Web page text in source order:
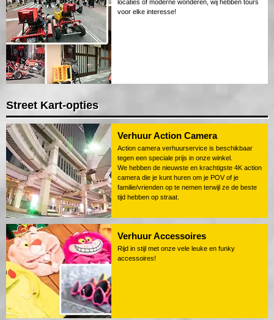
locaties of moderne wonderen, wij hebben tours
voor elke interesse!
Street Kart-opties
Verhuur Action Camera
Action camera verhuurservice is beschikbaar
tegen een speciale prijs in onze winkel.
We hebben de nieuwste en krachtigste 4K action
camera die je kunt huren om je POV of je
familie/vrienden op te nemen terwijl ze de beste
tijd hebben op straat.
Verhuur Accessoires
Rijd in stijl met onze vele leuke en funky
accessoires!